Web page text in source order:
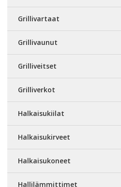
Grillivartaat
Grillivaunut
Grilliveitset
Grilliverkot
Halkaisukiilat
Halkaisukirveet
Halkaisukoneet
Hallilämmittimet